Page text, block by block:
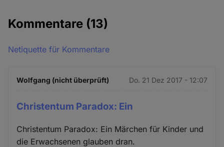
Kommentare (13)
Netiquette für Kommentare
Wolfgang (nicht überprüft) Do. 21 Dez 2017 - 12:07
Christentum Paradox: Ein
Christentum Paradox: Ein Märchen für Kinder und
die Erwachsenen glauben dran.